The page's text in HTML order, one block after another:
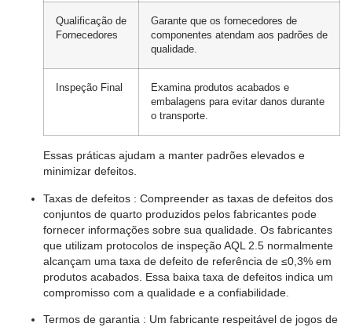
Qualificação de
Fornecedores
Garante que os fornecedores de
componentes atendam aos padrões de
qualidade.
Inspeção Final
Examina produtos acabados e
embalagens para evitar danos durante
o transporte.
Essas práticas ajudam a manter padrões elevados e
minimizar defeitos.
Taxas de defeitos : Compreender as taxas de defeitos dos
conjuntos de quarto produzidos pelos fabricantes pode
fornecer informações sobre sua qualidade. Os fabricantes
que utilizam protocolos de inspeção AQL 2.5 normalmente
alcançam uma taxa de defeito de referência de ≤0,3% em
produtos acabados. Essa baixa taxa de defeitos indica um
compromisso com a qualidade e a confiabilidade.
Termos de garantia : Um fabricante respeitável de jogos de